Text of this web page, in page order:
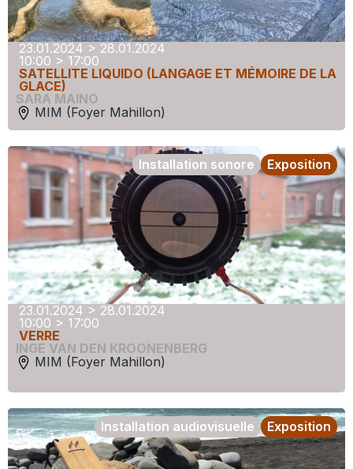
23.01.2024 > 28.01.2024
10:00 > 17:00
SATELLITE LIQUIDO (LANGAGE ET MÉMOIRE DE LA
GLACE)
SARA MAINO
MIM (Foyer Mahillon)
23.01.2024 > 28.01.2024
10:00 > 17:00
VERRE
INGE VAN DEN KROONENBERG
MIM (Foyer Mahillon)
Exposition
Installation sonore
Exposition
Installation audiovisuelle